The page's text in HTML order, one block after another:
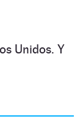
Unidos. Y